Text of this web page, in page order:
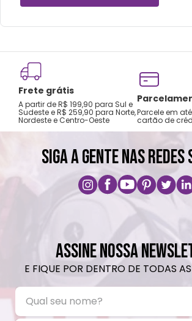
Frete grátis
A partir de R$ 199,90 para Sul e
Sudeste e R$ 259,90 para Norte,
Nordeste e Centro-Oeste
Parcele em
cartão de
SIGA A GENTE NAS REDES
ASSINE NOSSA
E FIQUE POR DENTRO DE TODAS